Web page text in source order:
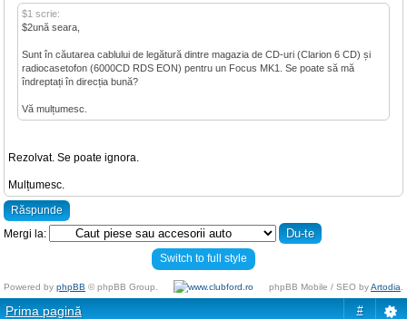
$1 scrie:
$2ună seara,
Sunt în căutarea cablului de legătură dintre magazia de CD-uri (Clarion 6 CD) și
radiocasetofon (6000CD RDS EON) pentru un Focus MK1. Se poate să mă
îndreptați în direcția bună?
Vă mulțumesc.
Rezolvat. Se poate ignora.
Mulțumesc.
Răspunde
Mergi la:
Switch to full style
Powered by phpBB © phpBB Group. phpBB Mobile / SEO byArtodia
Prima pagină #